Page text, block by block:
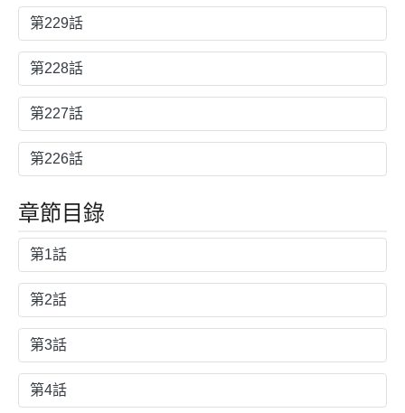
第229話
第228話
第227話
第226話
章節目錄
第1話
第2話
第3話
第4話